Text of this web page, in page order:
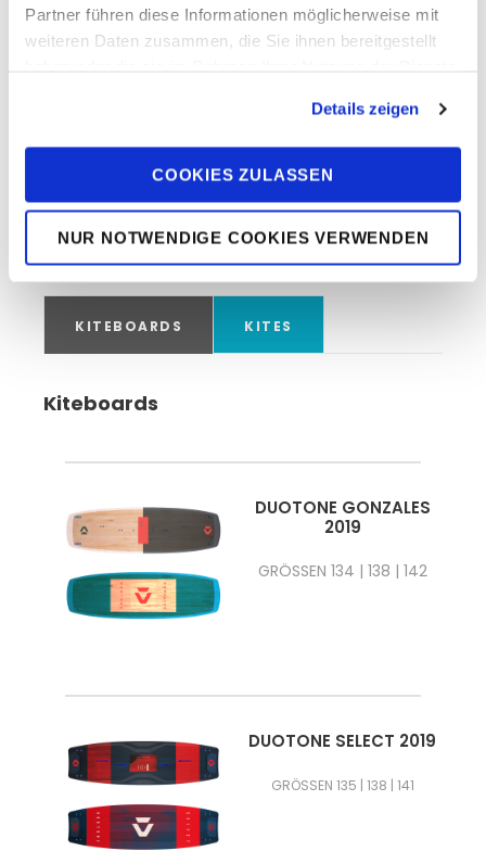
Partner führen diese Informationen möglicherweise mit
weiteren Daten zusammen, die Sie ihnen bereitgestellt
Cookies, wenn Sie unsere Webseite weiterhin nutzen.
Details zeigen
COOKIES ZULASSEN
NUR NOTWENDIGE COOKIES VERWENDEN
DUOTONE Kites &
Kiteboards
Dieses Equipment gibt es im DUOTONE Pro
Center
KITEBOARDS KITES
Kiteboards
DUOTONE GONZALES
2019
GRÖSSEN 134 | 138 | 142
DUOTONE SELECT 2019
GRÖSSEN 135 | 138 | 141